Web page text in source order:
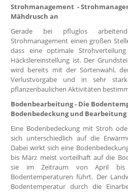
Strohmanagement -
Mähdrusch an
Gerade bei pfluglos
Strohmanagement einen großen
dass eine optimale
Häckslereinstellung ist. Der
wird bereits mit der Sortenwahl,
Verlustvorgabe und in sehr
pflanzenbaulichen Aktivitäten
Bodenbearbeitung - Die
Bodenbedeckung und
Eine Bodenbedeckung mit Stroh
sich unterschiedlich auf die
Dabei wirkt sich eine
bis März meist vorteilhaft auf die
sie im Zeitraum von April bis
Bodentemperaturen führt. Der
Bodentemperatur durch die